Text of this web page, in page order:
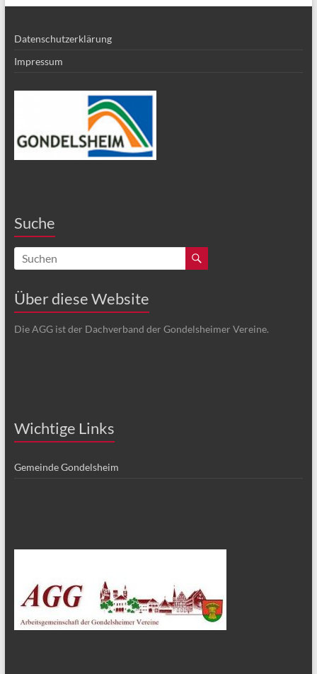
Datenschutzerklärung
Impressum
Suche
Über diese Website
Die AGG ist der Dachverband der Gondelsheimer Vereine.
Wichtige Links
Gemeinde Gondelsheim